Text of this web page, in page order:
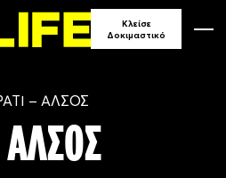
Κλείσε
Δοκιμαστικό
– ΆΛΣΟΣ
90